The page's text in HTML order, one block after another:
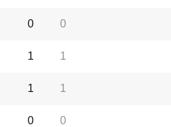
0
0
1
1
1
1
0
0